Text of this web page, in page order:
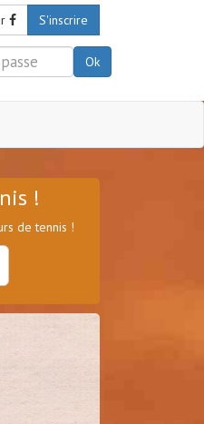
S'inscrire
Ok
!
de tennis !